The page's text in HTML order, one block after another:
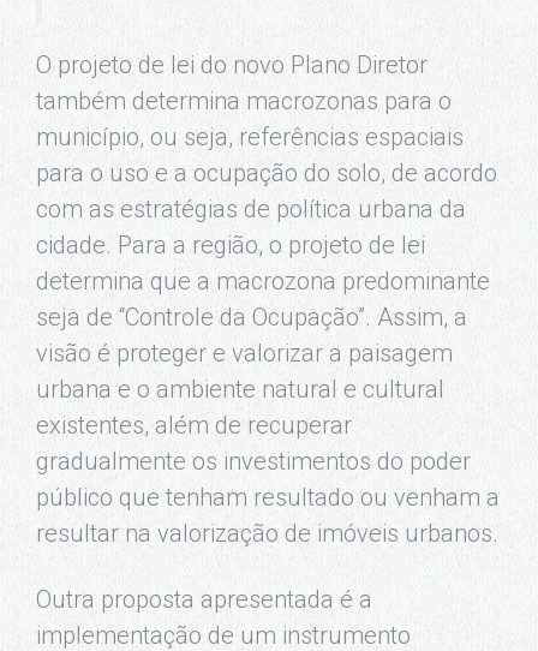
O projeto de lei do novo Plano Diretor
também determina macrozonas para o
município, ou seja, referências espaciais
para o uso e a ocupação do solo, de acordo
com as estratégias de política urbana da
cidade. Para a região, o projeto de lei
determina que a macrozona predominante
seja de “Controle da Ocupação”. Assim, a
visão é proteger e valorizar a paisagem
urbana e o ambiente natural e cultural
existentes, além de recuperar
gradualmente os investimentos do poder
público que tenham resultado ou venham a
resultar na valorização de imóveis urbanos.
Outra proposta apresentada é a
implementação de um instrumento